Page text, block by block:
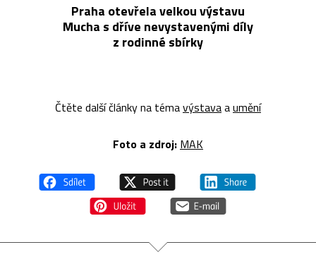
Praha otevřela velkou výstavu
Mucha s dříve nevystavenými díly
z rodinné sbírky
Čtěte další články na témavýstavaaumění
Foto a zdroj: MAK